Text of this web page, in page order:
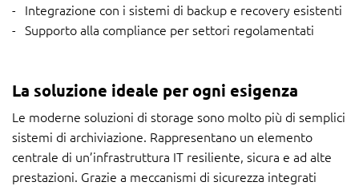
Integrazione con i sistemi di backup e recovery esistenti
Supporto alla compliance per settori regolamentati
La soluzione ideale per ogni esigenza
Le moderne soluzioni di storage sono molto più di semplici
sistemi di archiviazione. Rappresentano un elemento
centrale di un’infrastruttura IT resiliente, sicura e ad alte
prestazioni. Grazie a meccanismi di sicurezza integrati